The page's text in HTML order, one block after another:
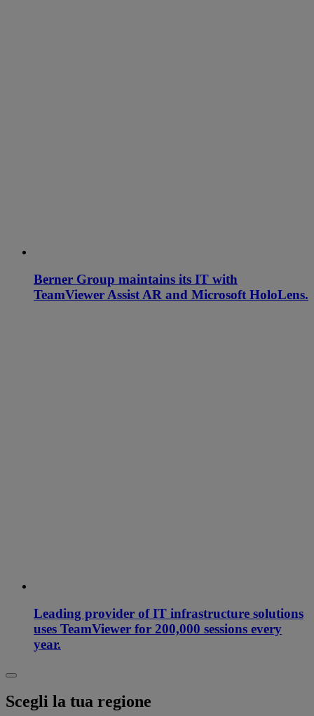
Berner Group maintains its IT with
TeamViewer Assist AR and Microsoft HoloLens.
Leading provider of IT infrastructure solutions
uses TeamViewer for 200,000 sessions every
year.
Scegli la tua regione